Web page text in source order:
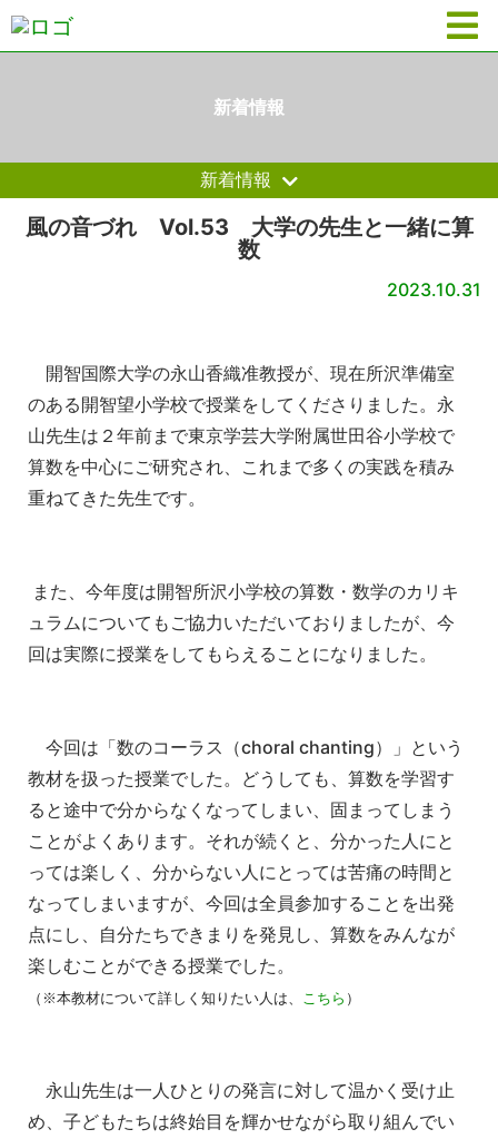
新着情報
新着情報
風の音づれ Vol.53 大学の先生と一緒に算
数
2023.10.31
開智国際大学の永山香織准教授が、現在所沢準備室
のある開智望小学校で授業をしてくださりました。永
山先生は２年前まで東京学芸大学附属世田谷小学校で
算数を中心にご研究され、これまで多くの実践を積み
重ねてきた先生です。
また、今年度は開智所沢小学校の算数・数学のカリキ
ュラムについてもご協力いただいておりましたが、今
回は実際に授業をしてもら えることになりました。
今回は「数のコーラス（choral chanting）」という
教材を扱った授業でした。どうしても 、算数を学習す
ると途中で分からなくなってしまい、固まってしま う
ことがよくあります。それが続くと、分かった人にと
っては楽し く、分からない人にとっては苦痛の時間と
なってしまいますが、今回は全員参加することを出発
点にし、自分たちできまりを発見し、 算数をみんなが
楽しむことができる授業でした。
（※本教材について詳しく知りたい人は、 こちら ）
永山先生は一人ひとりの発言に対して温かく受け止
め、子どもたちは終始目を輝かせながら取り組んでい